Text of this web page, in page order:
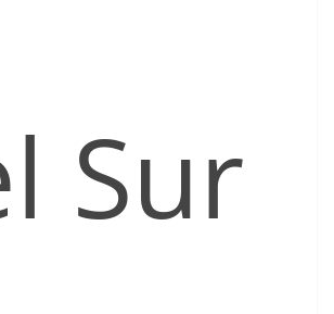
Sur